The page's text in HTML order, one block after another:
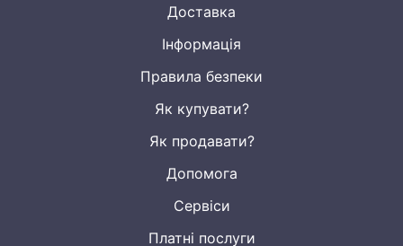
Доставка
Інформація
Правила безпеки
Як купувати?
Як продавати?
Допомога
Сервіси
Платні послуги